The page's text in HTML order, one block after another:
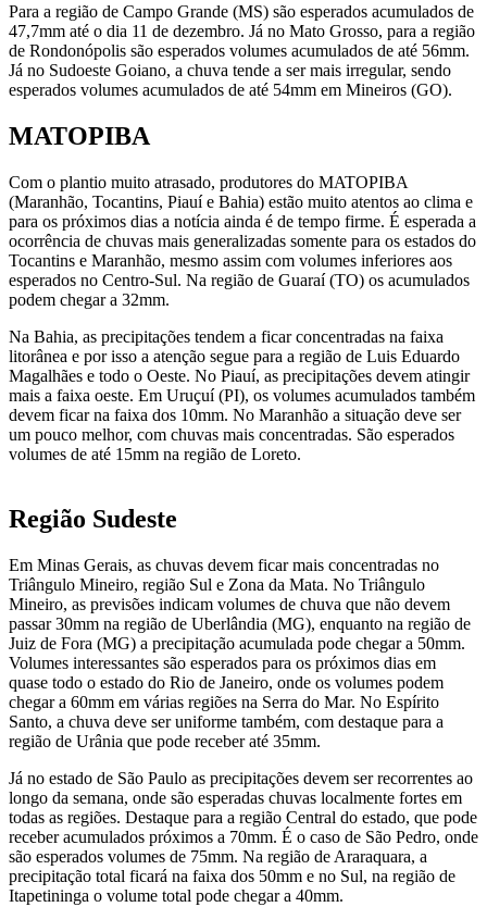
Para a região de Campo Grande (MS) são esperados acumulados de
47,7mm até o dia 11 de dezembro. Já no Mato Grosso, para a região
de Rondonópolis são esperados volumes acumulados de até 56mm.
Já no Sudoeste Goiano, a chuva tende a ser mais irregular, sendo
esperados volumes acumulados de até 54mm em Mineiros (GO).
MATOPIBA
Com o plantio muito atrasado, produtores do MATOPIBA
(Maranhão, Tocantins, Piauí e Bahia) estão muito atentos ao clima e
para os próximos dias a notícia ainda é de tempo firme. É esperada a
ocorrência de chuvas mais generalizadas somente para os estados do
Tocantins e Maranhão, mesmo assim com volumes inferiores aos
esperados no Centro-Sul. Na região de Guaraí (TO) os acumulados
podem chegar a 32mm.
Na Bahia, as precipitações tendem a ficar concentradas na faixa
litorânea e por isso a atenção segue para a região de Luis Eduardo
Magalhães e todo o Oeste. No Piauí, as precipitações devem atingir
mais a faixa oeste. Em Uruçuí (PI), os volumes acumulados também
devem ficar na faixa dos 10mm. No Maranhão a situação deve ser
um pouco melhor, com chuvas mais concentradas. São esperados
volumes de até 15mm na região de Loreto.
Região Sudeste
Em Minas Gerais, as chuvas devem ficar mais concentradas no
Triângulo Mineiro, região Sul e Zona da Mata. No Triângulo
Mineiro, as previsões indicam volumes de chuva que não devem
passar 30mm na região de Uberlândia (MG), enquanto na região de
Juiz de Fora (MG) a precipitação acumulada pode chegar a 50mm.
Volumes interessantes são esperados para os próximos dias em
quase todo o estado do Rio de Janeiro, onde os volumes podem
chegar a 60mm em várias regiões na Serra do Mar. No Espírito
Santo, a chuva deve ser uniforme também, com destaque para a
região de Urânia que pode receber até 35mm.
Já no estado de São Paulo as precipitações devem ser recorrentes ao
longo da semana, onde são esperadas chuvas localmente fortes em
todas as regiões. Destaque para a região Central do estado, que pode
receber acumulados próximos a 70mm. É o caso de São Pedro, onde
são esperados volumes de 75mm. Na região de Araraquara, a
precipitação total ficará na faixa dos 50mm e no Sul, na região de
Itapetininga o volume total pode chegar a 40mm.